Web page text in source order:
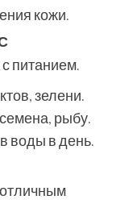
кожи.
питанием.
зелени.
рыбу.
воды в день.